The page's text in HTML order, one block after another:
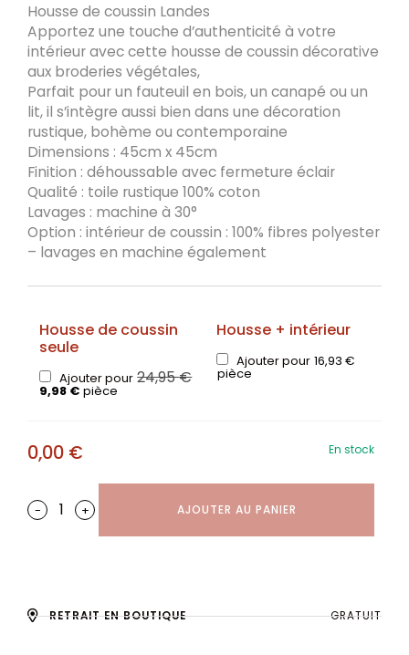
Housse de coussin Landes
Apportez une touche d’authenticité à votre
intérieur avec cette housse de coussin décorative
aux broderies végétales,
Parfait pour un fauteuil en bois, un canapé ou un
lit, il s’intègre aussi bien dans une décoration
rustique, bohème ou contemporaine
Dimensions : 45cm x 45cm
Finition : déhoussable avec fermeture éclair
Qualité : toile rustique 100% coton
Lavages : machine à 30°
Option : intérieur de coussin : 100% fibres polyester
– lavages en machine également
Housse de coussin
seule
Ajouter pour 24,95€
9,98€ pièce
Housse + intérieur
Ajouter pour 16,93€
pièce
0,00 € En stock
- + AJOUTER AU PANIER
RETRAIT EN BOUTIQUE GRATUIT